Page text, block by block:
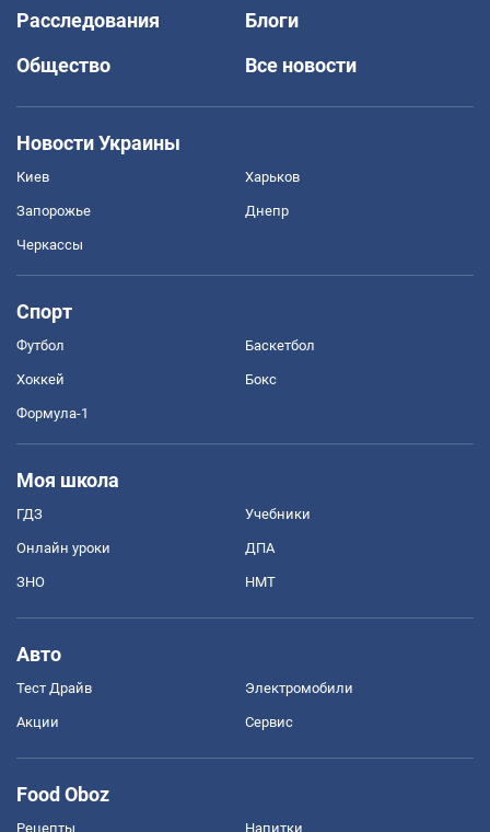
Расследования
Блоги
Общество
Все новости
Новости Украины
Киев Харьков
Запорожье Днепр
Черкассы
Спорт
Футбол Баскетбол
Хоккей Бокс
Формула-1
Моя школа
ГДЗ Учебники
Онлайн уроки ДПА
ЗНО НМТ
Авто
Тест Драйв Электромобили
Акции Сервис
Food Oboz
Рецепты Напитки